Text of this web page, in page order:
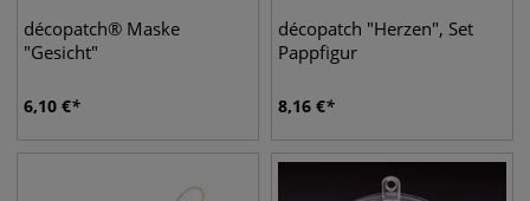
décopatch® Maske
"Gesicht"
6,10 €
décopatch "Herzen", Set
Pappfigur
8,16 €